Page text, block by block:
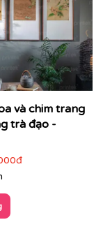
và chim trang
trà đạo -